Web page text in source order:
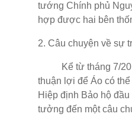
tướng Chính phủ
hợp được hai bên
2. Câu chuyện về sự
Kể từ tháng 7/
thuận lợi để Áo có
Hiệp định Bảo hộ
tưởng đến một câu